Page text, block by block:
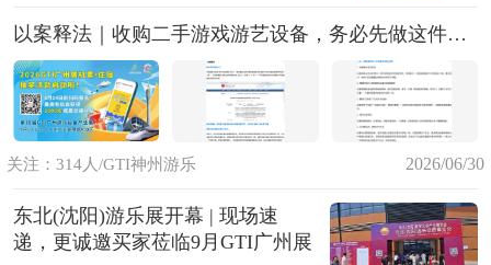
以案释法｜收购二手游戏游艺设备，务必先做这件事！
关注：314人/GTI神州游乐 2026/06/30
东北(沈阳)游乐展开幕 | 现场速
递，更诚邀买家莅临9月GTI广州展